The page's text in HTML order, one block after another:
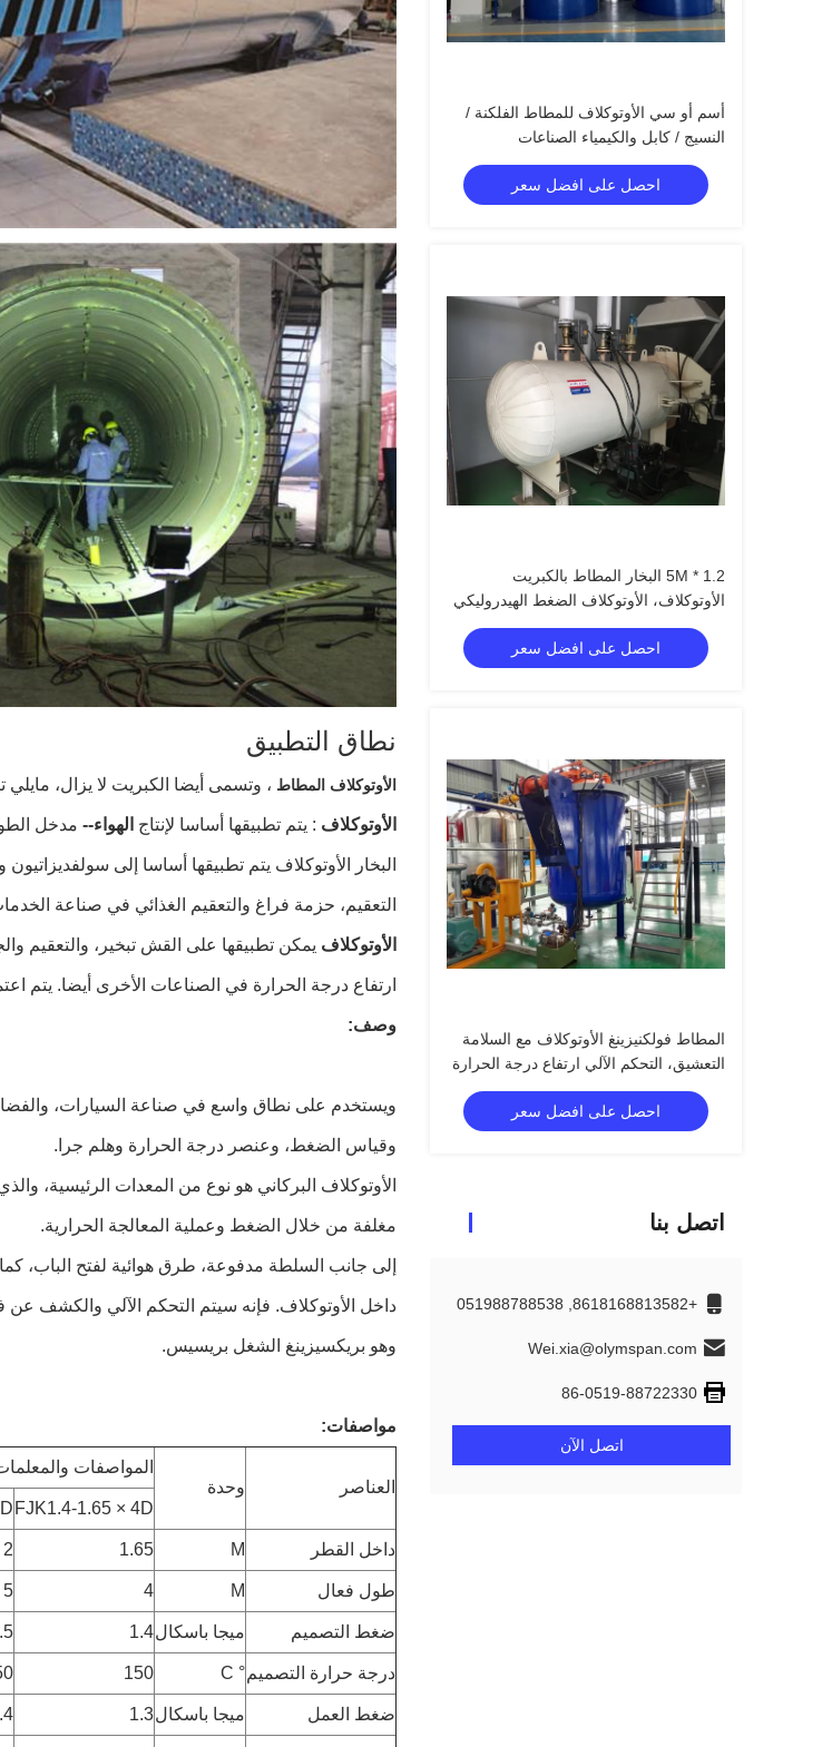
أسم أو سي الأوتوكلاف للمطاط الفلكنة /
النسيج / كابل والكيمياء الصناعات
احصل على افضل سعر
1.2 * 5M البخار المطاط بالكبريت
الأوتوكلاف، الأوتوكلاف الضغط الهيدروليكي
الصناعي
احصل على افضل سعر
المطاط فولكنيزينغ الأوتوكلاف مع السلامة
التعشيق، التحكم الآلي ارتفاع درجة الحرارة
وانخفاض الضغط
احصل على افضل سعر
اتصل بنا
+8618168813582, 051988788538
Wei.xia@olymspan.com
86-0519-88722330
اتصل الآن
نطاق التطبيق
الأوتوكلاف المطاط ، وتسمى أيضا الكبريت لا يزال،
الأوتوكلاف : يتم تطبيقها أساسا لإنتاج الهواء-- مدخل
البخار الأوتوكلاف يتم تطبيقها أساسا إلى
التعقيم، حزمة فراغ والتعقيم الغذائي في صناعة
الأوتوكلاف يمكن تطبيقها على القش تبخير، والتعقيم
ارتفاع درجة الحرارة في الصناعات الأخرى أيضا. يتم
وصف:
ويستخدم على نطاق واسع في صناعة السيارات،
وقياس الضغط، وعنصر درجة الحرارة وهلم جرا.
الأوتوكلاف البركاني هو نوع من المعدات الرئيسية،
مغلفة من خلال الضغط وعملية المعالجة الحرارية.
إلى جانب السلطة مدفوعة، طرق هوائية لفتح الباب، كما
داخل الأوتوكلاف. فإنه سيتم التحكم الآلي والكشف عن
وهو بريكسيزينغ الشغل بريسيس.
مواصفات:
العناصر وحدة
المواصفات
FJK1.4-1.65 × 4D
داخل القطر M
1.65
2
طول فعال M
4
5
ضغط التصميم ميجا باسكال1.4
درجة حرارة التصميم° C
150
ضغط العمل ميجا باسكال1.3